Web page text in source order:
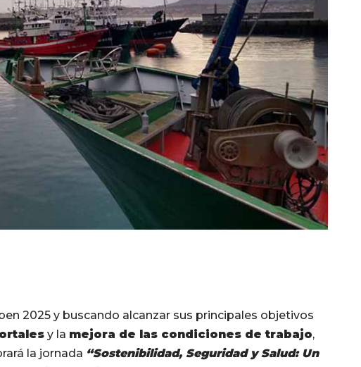
2025 y buscando alcanzar sus principales objetivos
y la mejora de las condiciones de trabajo,
la jornada “Sostenibilidad, Seguridad y Salud: Un